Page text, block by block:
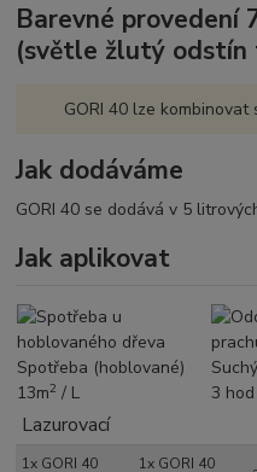
Barevné provedení
(světle žlutý odstín
GORI 40 lze
Jak dodáváme
GORI 40 se dodává v 5
Jak aplikovat
ŠTĚTCEM
Spotřeba (hoblované)
13m2 / L
3 hod
Lazurovací
1x GORI 40 1x GORI 40